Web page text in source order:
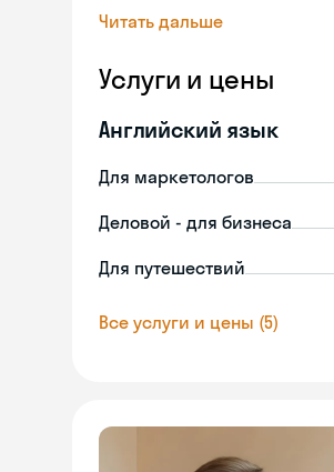
Читать дальше
Услуги и цены
Английский язык
Для маркетологов
Деловой - для бизнеса
Для путешествий
Все услуги и цены (5)